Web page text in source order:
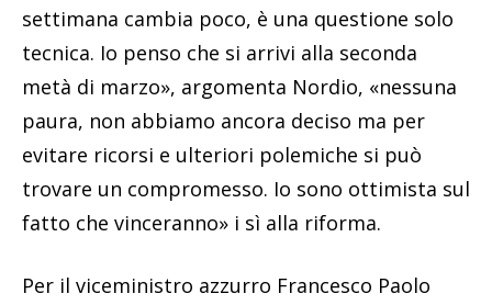
settimana cambia poco, è una questione solo
tecnica. Io penso che si arrivi alla seconda
metà di marzo», argomenta Nordio, «nessuna
paura, non abbiamo ancora deciso ma per
evitare ricorsi e ulteriori polemiche si può
trovare un compromesso. Io sono ottimista sul
fatto che vinceranno» i sì alla riforma.
Per il viceministro azzurro Francesco Paolo